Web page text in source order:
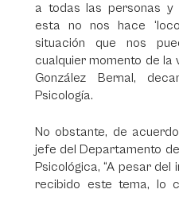
a todas las personas
esta no nos hace
situación que nos
cualquier momento de la
González Bernal,
Psicología.
No obstante, de
jefe del Departamento
Psicológica, “A pesar
recibido este tema, lo